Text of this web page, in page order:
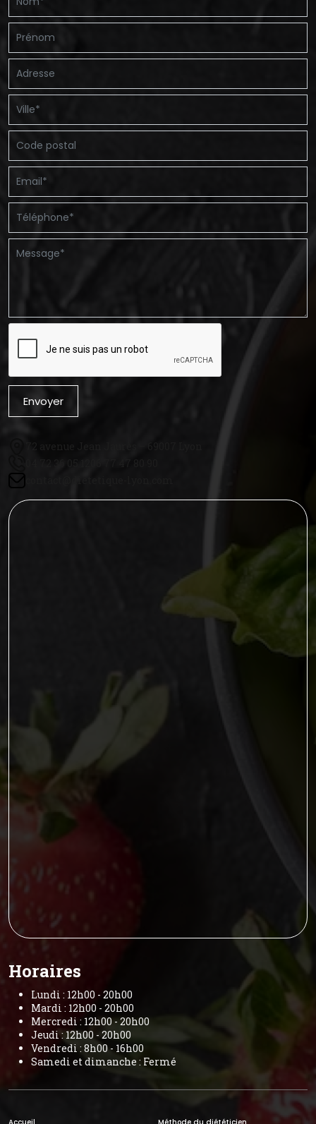
Envoyer
Horaires
Lundi : 12h00 - 20h00
Mardi : 12h00 - 20h00
Mercredi : 12h00 - 20h00
Jeudi : 12h00 - 20h00
Vendredi : 8h00 - 16h00
Samedi et dimanche : Fermé